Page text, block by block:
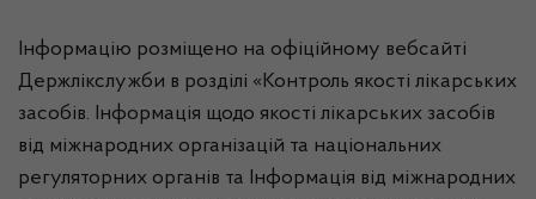
Інформацію розміщено на офіційному вебсайті
Держлікслужби в розділі «Контроль якості лікарських
засобів. Інформація щодо якості лікарських засобів
від міжнародних організацій та національних
регуляторних органів та Інформація від міжнародних